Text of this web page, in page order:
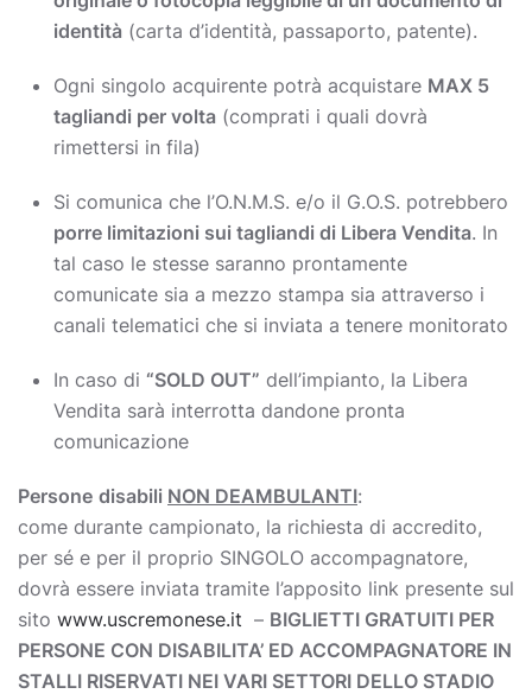
identità (carta d’identità, passaporto, patente).
Ogni singolo acquirente potrà acquistare MAX 5
tagliandi per volta (comprati i quali dovrà
rimettersi in fila)
Si comunica che l’O.N.M.S. e/o il G.O.S. potrebbero
porre limitazioni sui tagliandi di Libera Vendita. In
tal caso le stesse saranno prontamente
comunicate sia a mezzo stampa sia attraverso i
canali telematici che si inviata a tenere monitorato
In caso di “SOLD OUT” dell’impianto, la Libera
Vendita sarà interrotta dandone pronta
comunicazione
Persone disabili NON DEAMBULANTI:
come durante campionato, la richiesta di accredito,
per sé e per il proprio SINGOLO accompagnatore,
dovrà essere inviata tramite l’apposito link presente sul
sito www.uscremonese.it – BIGLIETTI GRATUITI PER
PERSONE CON DISABILITA’ ED ACCOMPAGNATORE IN
STALLI RISERVATI NEI VARI SETTORI DELLO STADIO